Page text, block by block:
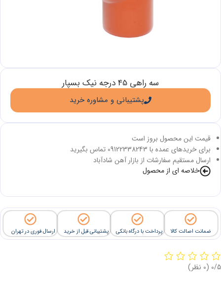
قیمت این محصول بروز است
برای خریدهای عمده با 09122338243 تماس بگیرید
ارسال مستقیم سفارشات از بازار آهن شادآباد
خلاصه ای از محصول
سه راهی 45 درجه نیک بسپار
پشتیبانی و مشاوره خرید
ضمانت اصالت کالا پرداخت با درگاه بانکی پشتیبانی قبل از خرید ارسال فوری در تهران
‫0/5 ‫(0 نظر)